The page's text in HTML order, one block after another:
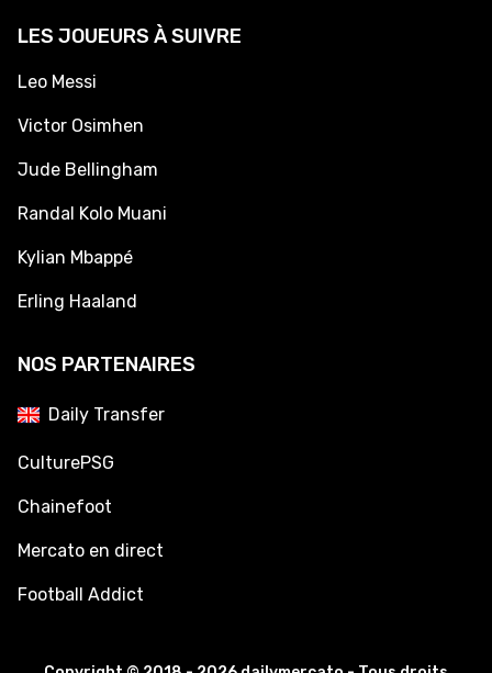
LES JOUEURS À SUIVRE
Leo Messi
Victor Osimhen
Jude Bellingham
Randal Kolo Muani
Kylian Mbappé
Erling Haaland
NOS PARTENAIRES
Daily Transfer
CulturePSG
Chainefoot
Mercato en direct
Football Addict